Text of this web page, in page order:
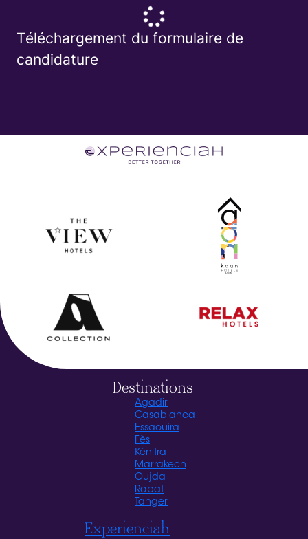
Téléchargement du formulaire de
candidature
Destinations
Agadir
Casablanca
Essaouira
Fès
Kénitra
Marrakech
Oujda
Rabat
Tanger
Experienciah